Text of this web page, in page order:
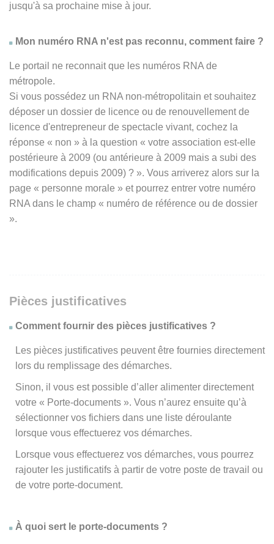
jusqu'à sa prochaine mise à jour.
Mon numéro RNA n'est pas reconnu, comment faire ?
Le portail ne reconnait que les numéros RNA de
métropole.
Si vous possédez un RNA non-métropolitain et souhaitez
déposer un dossier de licence ou de renouvellement de
licence d'entrepreneur de spectacle vivant, cochez la
réponse « non » à la question « votre association est-elle
postérieure à 2009 (ou antérieure à 2009 mais a subi des
modifications depuis 2009) ? ». Vous arriverez alors sur la
page « personne morale » et pourrez entrer votre numéro
RNA dans le champ « numéro de référence ou de dossier
».
Pièces justificatives
Comment fournir des pièces justificatives ?
Les pièces justificatives peuvent être fournies directement
lors du remplissage des démarches.
Sinon, il vous est possible d’aller alimenter directement
votre « Porte-documents ». Vous n’aurez ensuite qu’à
sélectionner vos fichiers dans une liste déroulante
lorsque vous effectuerez vos démarches.
Lorsque vous effectuerez vos démarches, vous pourrez
rajouter les justificatifs à partir de votre poste de travail ou
de votre porte-document.
À quoi sert le porte-documents ?